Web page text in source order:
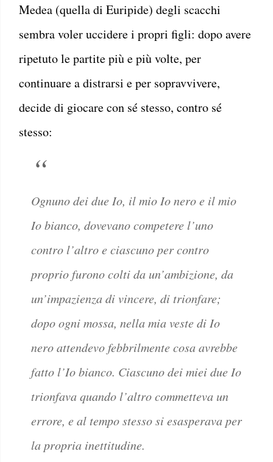
Medea (quella di Euripide) degli scacchi
sembra voler uccidere i propri figli: dopo avere
ripetuto le partite più e più volte, per
continuare a distrarsi e per sopravvivere,
decide di giocare con sé stesso, contro sé
stesso:
Ognuno dei due Io, il mio Io nero e il mio
Io bianco, dovevano competere l’uno
contro l’altro e ciascuno per contro
proprio furono colti da un’ambizione, da
un’impazienza di vincere, di trionfare;
dopo ogni mossa, nella mia veste di Io
nero attendevo febbrilmente cosa avrebbe
fatto l’Io bianco. Ciascuno dei miei due Io
trionfava quando l’altro commetteva un
errore, e al tempo stesso si esasperava per
la propria inettitudine.